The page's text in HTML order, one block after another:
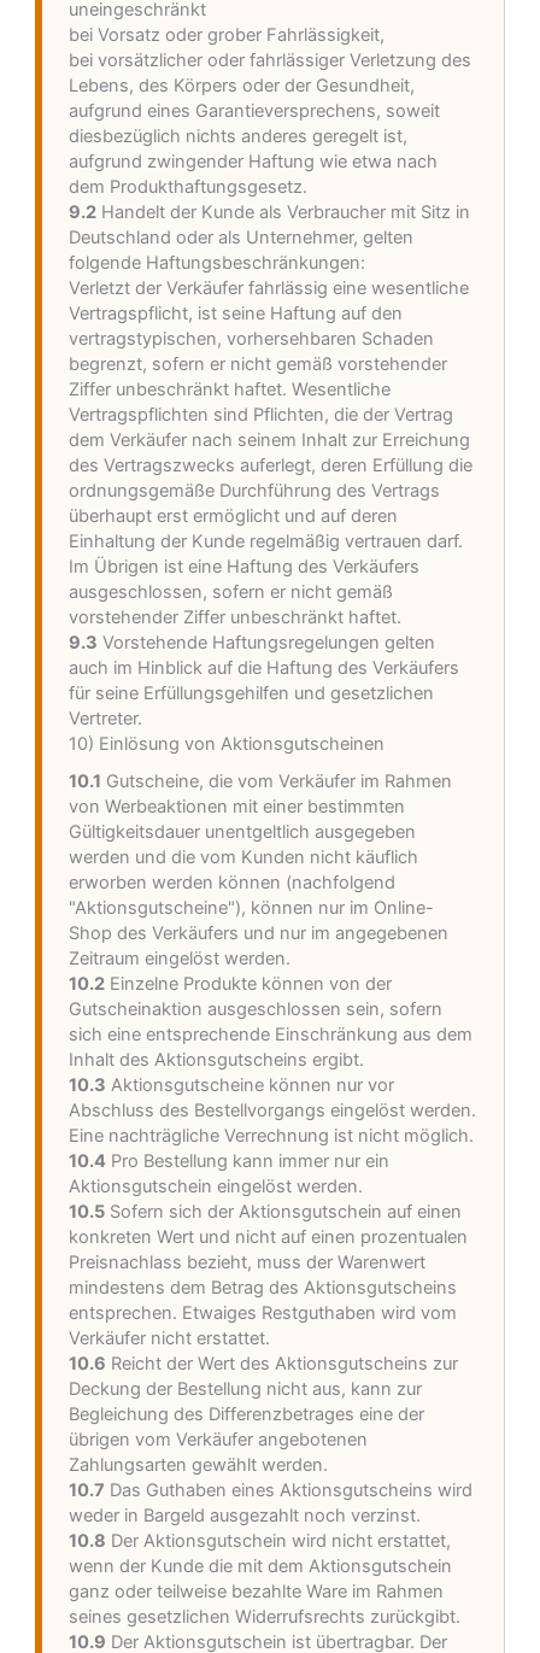
uneingeschränkt
bei Vorsatz oder grober Fahrlässigkeit,
bei vorsätzlicher oder fahrlässiger Verletzung des
Lebens, des Körpers oder der Gesundheit,
aufgrund eines Garantieversprechens, soweit
diesbezüglich nichts anderes geregelt ist,
aufgrund zwingender Haftung wie etwa nach
dem Produkthaftungsgesetz.
9.2 Handelt der Kunde als Verbraucher mit Sitz in
Deutschland oder als Unternehmer, gelten
folgende Haftungsbeschränkungen:
Verletzt der Verkäufer fahrlässig eine wesentliche
Vertragspflicht, ist seine Haftung auf den
vertragstypischen, vorhersehbaren Schaden
begrenzt, sofern er nicht gemäß vorstehender
Ziffer unbeschränkt haftet. Wesentliche
Vertragspflichten sind Pflichten, die der Vertrag
dem Verkäufer nach seinem Inhalt zur Erreichung
des Vertragszwecks auferlegt, deren Erfüllung die
ordnungsgemäße Durchführung des Vertrags
überhaupt erst ermöglicht und auf deren
Einhaltung der Kunde regelmäßig vertrauen darf.
Im Übrigen ist eine Haftung des Verkäufers
ausgeschlossen, sofern er nicht gemäß
vorstehender Ziffer unbeschränkt haftet.
9.3 Vorstehende Haftungsregelungen gelten
auch im Hinblick auf die Haftung des Verkäufers
für seine Erfüllungsgehilfen und gesetzlichen
Vertreter.
10) Einlösung von Aktionsgutscheinen
10.1 Gutscheine, die vom Verkäufer im Rahmen
von Werbeaktionen mit einer bestimmten
Gültigkeitsdauer unentgeltlich ausgegeben
werden und die vom Kunden nicht käuflich
erworben werden können (nachfolgend
"Aktionsgutscheine"), können nur im Online-
Shop des Verkäufers und nur im angegebenen
Zeitraum eingelöst werden.
10.2 Einzelne Produkte können von der
Gutscheinaktion ausgeschlossen sein, sofern
sich eine entsprechende Einschränkung aus dem
Inhalt des Aktionsgutscheins ergibt.
10.3 Aktionsgutscheine können nur vor
Abschluss des Bestellvorgangs eingelöst werden.
Eine nachträgliche Verrechnung ist nicht möglich.
10.4 Pro Bestellung kann immer nur ein
Aktionsgutschein eingelöst werden.
10.5 Sofern sich der Aktionsgutschein auf einen
konkreten Wert und nicht auf einen prozentualen
Preisnachlass bezieht, muss der Warenwert
mindestens dem Betrag des Aktionsgutscheins
entsprechen. Etwaiges Restguthaben wird vom
Verkäufer nicht erstattet.
10.6 Reicht der Wert des Aktionsgutscheins zur
Deckung der Bestellung nicht aus, kann zur
Begleichung des Differenzbetrages eine der
übrigen vom Verkäufer angebotenen
Zahlungsarten gewählt werden.
10.7 Das Guthaben eines Aktionsgutscheins wird
weder in Bargeld ausgezahlt noch verzinst.
10.8 Der Aktionsgutschein wird nicht erstattet,
wenn der Kunde die mit dem Aktionsgutschein
ganz oder teilweise bezahlte Ware im Rahmen
seines gesetzlichen Widerrufsrechts zurückgibt.
10.9 Der Aktionsgutschein ist übertragbar. Der